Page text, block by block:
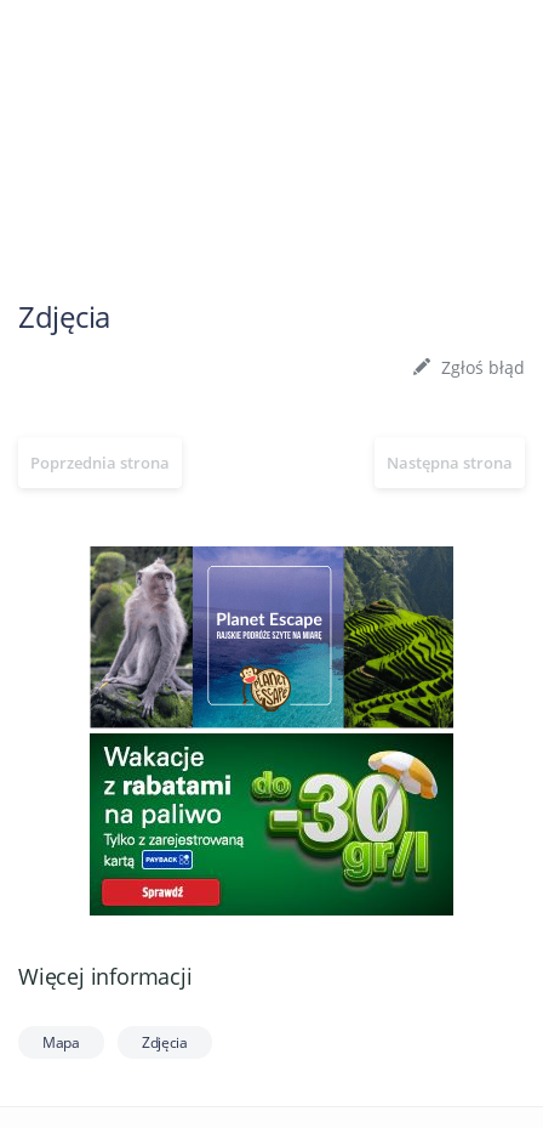
Zdjęcia
Zgłoś błąd
Poprzednia strona Następna strona
Więcej informacji
Mapa Zdjęcia